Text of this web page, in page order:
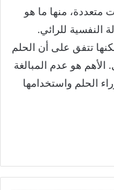
متعددة، منها ما هو
النفسية للرائي.
تتفق على أن الحلم
الأهم هو عدم المبالغة
الحلم واستخدامها